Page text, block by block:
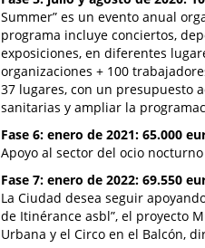
Summer” es un evento anual
programa incluye conciertos,
exposiciones, en diferentes
organizaciones + 100
37 lugares, con un presupuesto
sanitarias y ampliar la
Fase 6: enero de 2021: 65.000
Apoyo al sector del ocio
Fase 7: enero de 2022: 69.550
La Ciudad desea seguir
de Itinérance asbl”, el proyecto
Urbana y el Circo en el Balcón,